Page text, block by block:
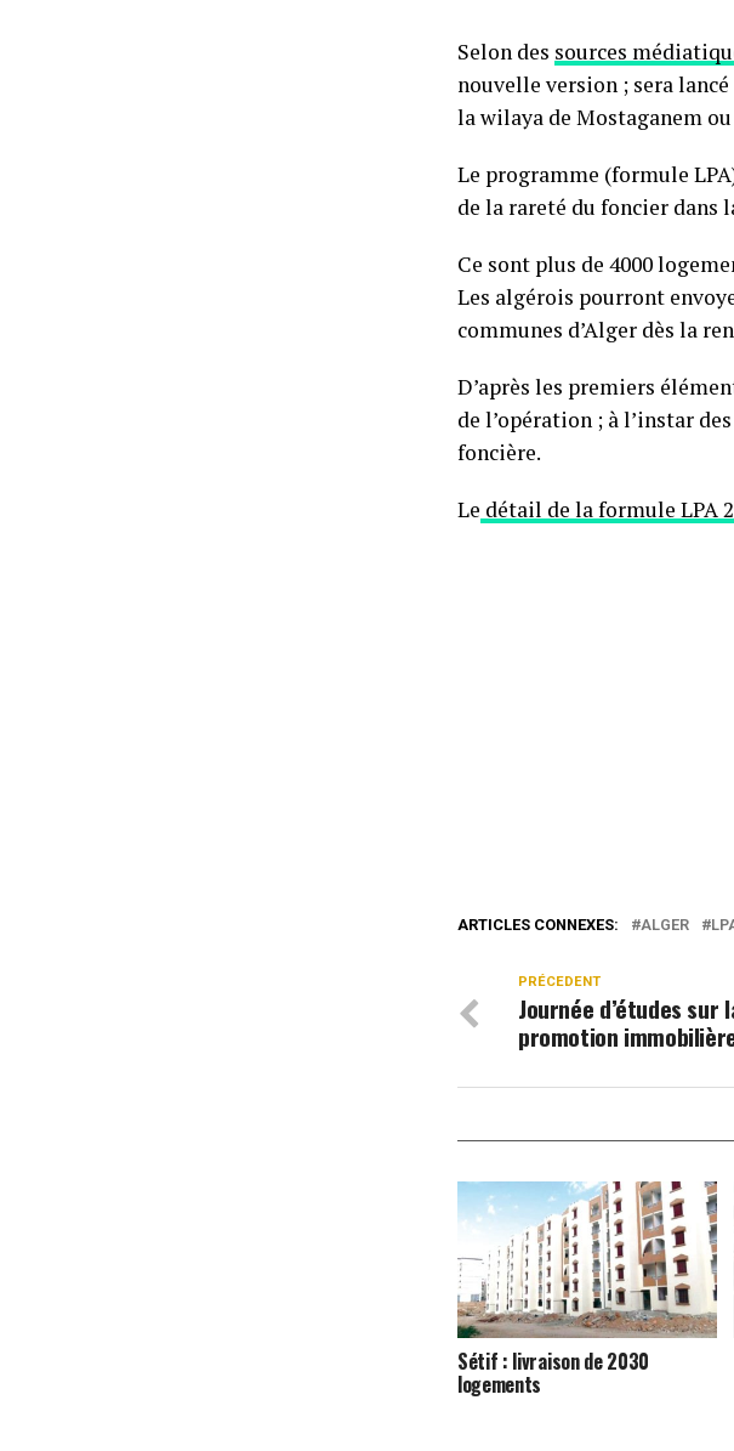
Selon des sources
nouvelle version ; sera
la wilaya de Mostaganem ou
Le programme (formule
de la rareté du foncier dans
Ce sont plus de 4000
Les algérois pourront
communes d’Alger dès la
D’après les premiers
de l’opération ; à l’instar
foncière.
Le détail de la formule LPA
ARTICLES CONNEXES: ALGER
PRÉCEDENT
Journée d’études sur
promotion
Sétif : livraison de 2030
logements